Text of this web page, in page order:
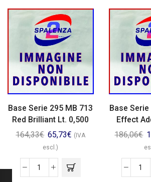
Base Serie 295 MB 713
Red Brilliant Lt. 0,500
164,33€ 65,73€ (IVA
escl.)
Base
Effect
186,06€